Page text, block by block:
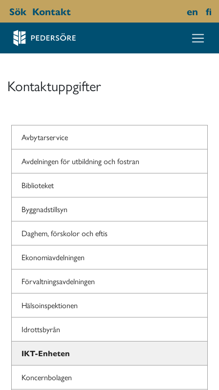
Sök Kontakt en fi
Kontaktuppgifter
Avbytarservice
Avdelningen för utbildning och fostran
Biblioteket
Byggnadstillsyn
Daghem, förskolor och eftis
Ekonomiavdelningen
Förvaltningsavdelningen
Hälsoinspektionen
Idrottsbyrån
IKT-Enheten
Koncernbolagen